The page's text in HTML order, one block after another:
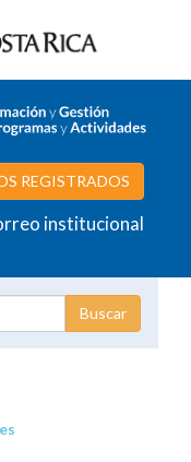
REGISTRADOS
institucional